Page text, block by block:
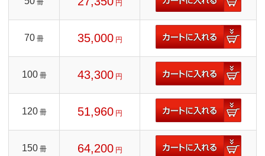
冊 円
70 冊 35,000 円
100 冊 43,300 円
120 冊 51,960 円
150 冊 64,200 円